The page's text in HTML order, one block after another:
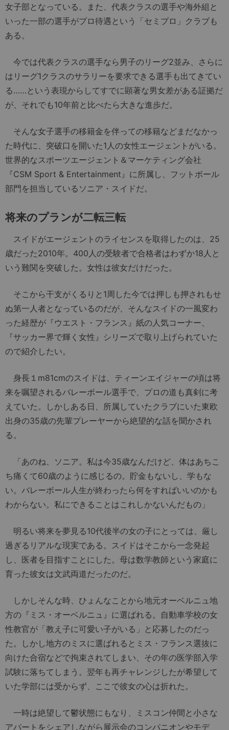
女子部となっている。また、代表クラスの選手や海外組と
いった一部の選手がプロ待遇という「セミプロ」クラブも
ある。
今では代表クラスの選手なら男子のリーグ2並み、さらに
はリーグ1クラスのサラリーを要求できる選手も出てきてい
る……という表現からしてすでに顕著な男女差がある証拠だ
が、それでも10年前と比べたら大きな進歩だ。
そんな女子選手の移籍金を伴っての移籍などまだなかっ
た時代に、突破口を開いた1人の女性エージェントがいる。
世界的なスポーツエージェント＆マーケティング会社
『CSM Sport & Entertainment』に所属し、フットボール
部門を担当しているソニア・スイドだ。
将来のプランが二転三転
スイドがエージェントのライセンスを取得したのは、25
歳だった2010年。400人の受験者で合格者はわずか18人と
いう難関を突破した。女性は彼女だけだった。
そこから干支がくるりと1周した今では押しも押されもせ
ぬ第一人者となっているのだが、そんなスイドの一風変わ
った経歴が『ウエスト・フランス』紙の人気コーナー、
『サッカー界で輝く女性』シリーズで取り上げられていた
ので紹介したい。
身長１m81cmのスイドは、ティーンエイジャーの頃は将
来を嘱望されるバレーボール選手で、プロの道も真剣に考
えていた。しかしある日、所属していたクラブにいた東欧
出身の35歳の先輩プレーヤーから絶望的な話を聞かされ
る。
「あのね、ソニア。私は今35歳なんだけど、体はあちこ
ち痛くて60歳のように感じるの。貯金もないし、学もな
い。バレーボール人生が終わったら何をすればいいのかも
わからない。私にできることはこれしかないんだもの」
明るい将来を夢見る10代後半の女の子にとっては、厳し
過ぎるリアルな現実である。スイドはそこから一念発起
し、医者を目指すことにした。母は数学教師という家庭に
育った彼女は文武両道だったのだ。
しかしそんな時、ひょんなことから地元オーベルニュ地
方の『ミス・オーベルニュ』に選ばれる。自動車学校の女
性教官が「教え子に可愛い子がいる」と応募したのだっ
た。しかし地方のミスに選ばれるとミス・フランス選抜に
向けた合宿などで拘束されてしまい、その年の医学部入学
試験に落ちてしまう。翌年も再チャレンジしたが希望して
いた学部には受からず、ここで彼女の心は折れた。
一時は絶望して鬱状態にもなり、ミスコン仲間と小さな
アパートをシェアしながら展示会のコンパニオンやモデ